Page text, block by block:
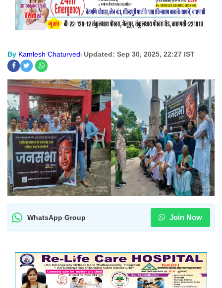
By Kamlesh Chaturvedi Updated: Sep 30, 2025, 22:27 IST
WhatsApp Group Join Now